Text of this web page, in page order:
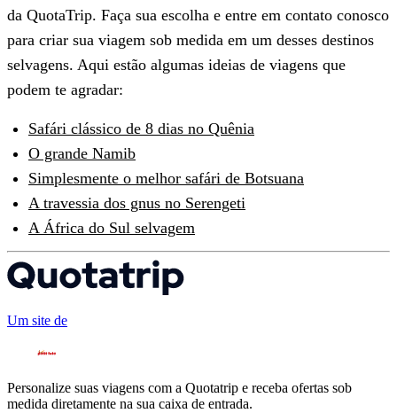
da QuotaTrip. Faça sua escolha e entre em contato conosco
para criar sua viagem sob medida em um desses destinos
selvagens. Aqui estão algumas ideias de viagens que
podem te agradar:
Safári clássico de 8 dias no Quênia
O grande Namib
Simplesmente o melhor safári de Botsuana
A travessia dos gnus no Serengeti
A África do Sul selvagem
Um site de
Personalize suas viagens com a Quotatrip e receba ofertas sob
medida diretamente na sua caixa de entrada.